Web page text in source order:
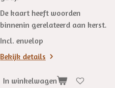
De kaart heeft woorden
binnenin gerelateerd aan kerst.
Incl. envelop
Bekijk details
In winkelwagen